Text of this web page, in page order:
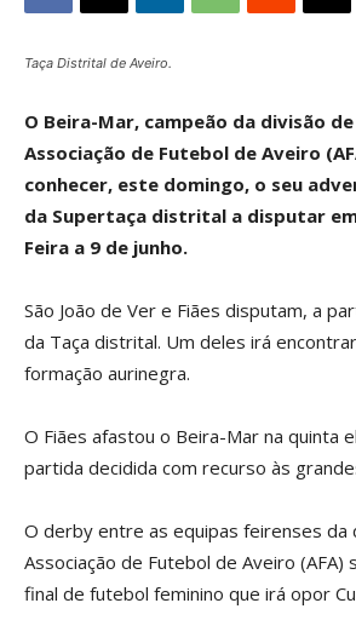
Taça Distrital de Aveiro.
O Beira-Mar, campeão da divisão
Associação de Futebol de Aveiro
conhecer, este domingo, o seu
da Supertaça distrital a disputar
Feira a 9 de junho.
São João de Ver e Fiães disputam, a
da Taça distrital. Um deles irá
formação aurinegra.
O Fiães afastou o Beira-Mar na quinta
partida decidida com recurso às
O derby entre as equipas feirenses da
Associação de Futebol de Aveiro (AFA)
final de futebol feminino que irá opor